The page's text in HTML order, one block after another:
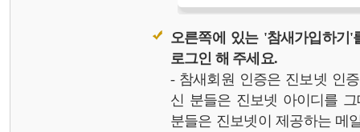
오른쪽에 있는 '참새가입하기
로그인 해 주세요.
- 참새회원 인증은 진보넷 인
신 분들은 진보넷 아이디를
분들은 진보넷이 제공하는 메